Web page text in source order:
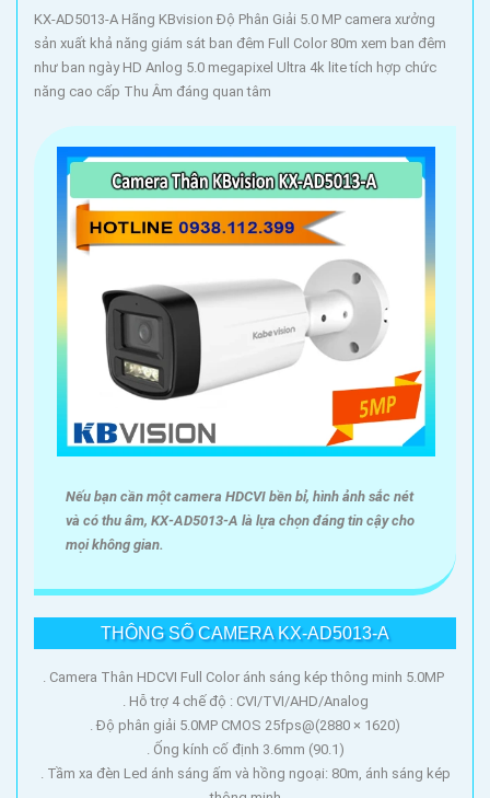
KX-AD5013-A Hãng KBvision Độ Phân Giải 5.0 MP camera xưởng
sản xuất khả năng giám sát ban đêm Full Color 80m xem ban đêm
như ban ngày HD Anlog 5.0 megapixel Ultra 4k lite tích hợp chức
năng cao cấp Thu Âm đáng quan tâm
Nếu bạn cần một camera HDCVI bền bỉ, hình ảnh sắc nét
và có thu âm, KX‑AD5013‑A là lựa chọn đáng tin cậy cho
mọi không gian.
THÔNG SỐ CAMERA KX-AD5013-A
. Camera Thân HDCVI Full Color ánh sáng kép thông minh 5.0MP
. Hỗ trợ 4 chế độ : CVI/TVI/AHD/Analog
. Độ phân giải 5.0MP CMOS 25fps@(2880 × 1620)
. Ống kính cố định 3.6mm (90.1)
. Tầm xa đèn Led ánh sáng ấm và hồng ngoại: 80m, ánh sáng kép